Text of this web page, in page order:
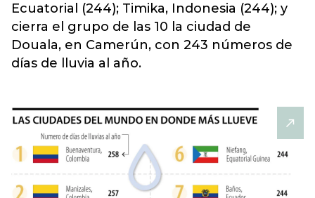
Ecuatorial (244); Timika, Indonesia (244); y
cierra el grupo de las 10 la ciudad de
Douala, en Camerún, con 243 números de
días de lluvia al año.